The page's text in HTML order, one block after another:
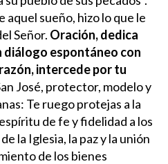
aquel sueño, hizo lo que le
Señor. Oración, dedica
diálogo espontáneo con
intercede por tu
José, protector, modelo y
Te ruego protejas a la
de fe y fidelidad a los
la Iglesia, la paz y la unión
de los bienes